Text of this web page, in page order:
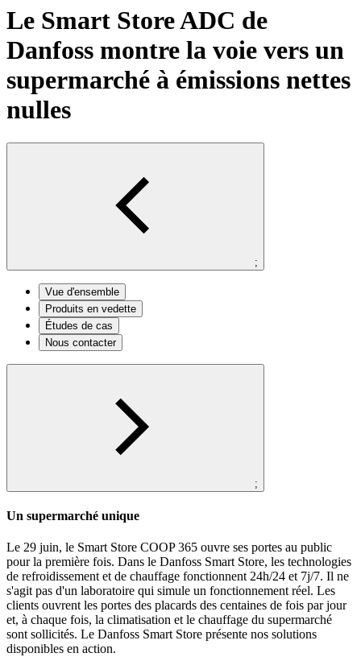
Le Smart Store ADC de
Danfoss montre la voie vers un
supermarché à émissions nettes
nulles
;
Vue d'ensemble
Produits en vedette
Études de cas
Nous contacter
;
Un supermarché unique
Le 29 juin, le Smart Store COOP 365 ouvre ses portes au public
pour la première fois. Dans le Danfoss Smart Store, les technologies
de refroidissement et de chauffage fonctionnent 24h/24 et 7j/7. Il ne
s'agit pas d'un laboratoire qui simule un fonctionnement réel. Les
clients ouvrent les portes des placards des centaines de fois par jour
et, à chaque fois, la climatisation et le chauffage du supermarché
sont sollicités. Le Danfoss Smart Store présente nos solutions
disponibles en action.